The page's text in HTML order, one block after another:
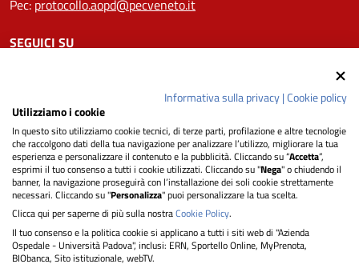
Pec: protocollo.aopd@pecveneto.it
SEGUICI SU
Privacy
Dichiarazione di Accessibilità
Note legali
Informativa cookie
Informativa sulla privacy|Cookie policy
Utilizziamo i cookie
In questo sito utilizziamo cookie tecnici, di terze parti, profilazione e altre tecnologie
che raccolgono dati della tua navigazione per analizzare l’utilizzo, migliorare la tua
esperienza e personalizzare il contenuto e la pubblicità. Cliccando su “Accetta”,
esprimi il tuo consenso a tutti i cookie utilizzati. Cliccando su "Nega" o chiudendo il
banner, la navigazione proseguirà con l’installazione dei soli cookie strettamente
necessari. Cliccando su "Personalizza" puoi personalizzare la tua scelta.
Clicca qui per saperne di più sulla nostraCookie Policy.
Il tuo consenso e la politica cookie si applicano a tutti i siti web di "Azienda
Ospedale - Università Padova", inclusi: ERN, Sportello Online, MyPrenota,
BIObanca, Sito istituzionale, webTV.